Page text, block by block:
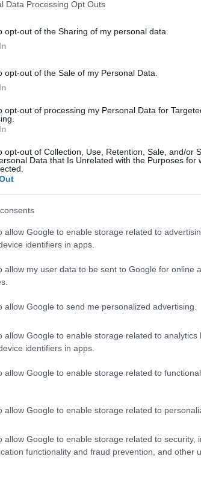
Data Processing Opt Outs
opt-out of the Sharing of my personal data.
opt-out of the Sale of my Personal Data.
opt-out of processing my Personal Data for
opt-out of Collection, Use, Retention, Sale, and/or
Data that Is Unrelated with the Purposes for
allow Google to enable storage related to
identifiers in apps.
allow my user data to be sent to Google for online
allow Google to send me personalized advertising.
allow Google to enable storage related to analytics
identifiers in apps.
allow Google to enable storage related to
allow Google to enable storage related to
allow Google to enable storage related to security,
functionality and fraud prevention, and other
felújítás.
2018.03.01
Vízgazdálkodás
Bercel megmenekül a Gólya-patak rendszeres
áradásaitól a Penta Kft. és a Tarjánvölgyi Kft.
Zöld városként születik újjá Pétervására
Mi épül?